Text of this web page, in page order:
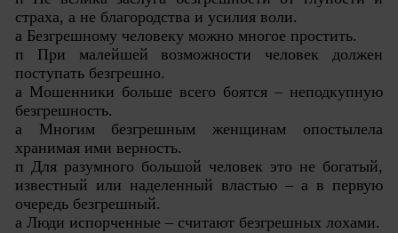
страха, а не благородства и усилия воли.
а Безгрешному человеку можно многое простить.
п При малейшей возможности человек должен
поступать безгрешно.
а Мошенники больше всего боятся – неподкупную
безгрешность.
а Многим безгрешным женщинам опостылела
хранимая ими верность.
п Для разумного большой человек это не богатый,
известный или наделенный властью – а в первую
очередь безгрешный.
а Люди испорченные – считают безгрешных лохами.